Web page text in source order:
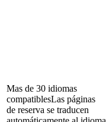
Mas de 30 idiomas
compatiblesLas páginas
de reserva se traducen